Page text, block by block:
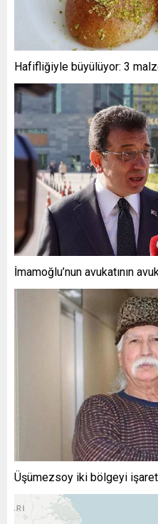
Hafifliğiyle büyülüyor: 3
İmamoğlu’nun avukatının
Üşümezsoy iki bölgeyi